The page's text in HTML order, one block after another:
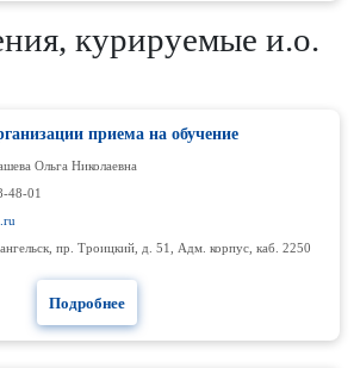
курируемые и.о.
приема на обучение
Ольга Николаевна
48-01
пр. Троицкий, д. 51, Адм. корпус, каб. 2250
Подробнее